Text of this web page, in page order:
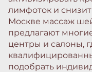
лимфоток и
Москве массаж
предлагают
центры и салоны,
подобрать